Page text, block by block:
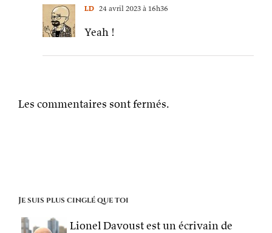
LD 24 avril 2023 à 16h36
Yeah !
Les commentaires sont fermés.
Je suis plus cinglé que toi
Lionel Davoust est un écrivain de